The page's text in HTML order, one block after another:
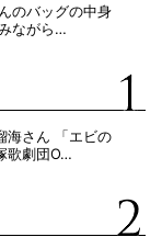
のバッグの中身
ながら…
海さん 「エビの
歌劇団O…